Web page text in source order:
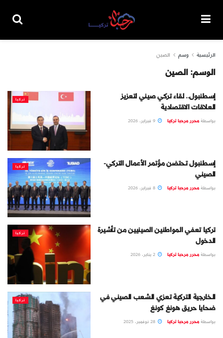
الرئيسية وسم الصين
الوسم:الصين
تركيا
إسطنبول.. لقاء تركي صيني لتعزيز
العلاقات الاقتصادية
بواسطةمحرر مرحبا تركيا
تركيا
إسطنبول تحتضن مؤتمر الأعمال التركي-
الصيني
بواسطةمحرر مرحبا تركيا
تركيا
تركيا تعفي المواطنين الصينيين من تأشيرة
الدخول
بواسطةمحرر مرحبا تركيا
تركيا
الخارجية التركية تعزي الشعب الصيني في
ضحايا حريق هونغ كونغ
بواسطةمحرر مرحبا تركيا